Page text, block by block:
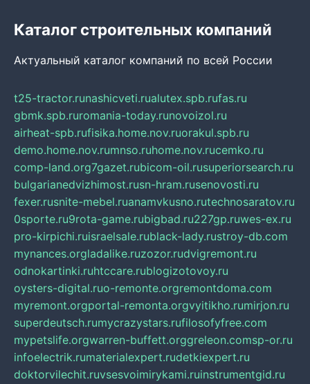
Каталог строительных компаний
Актуальный каталог компаний по всей России
t25-tractor.runashicveti.rualutex.spb.rufas.ru
gbmk.spb.ruromania-today.runovoizol.ru
airheat-spb.rufisika.home.nov.ruorakul.spb.ru
demo.home.nov.rumnso.ruhome.nov.rucemko.ru
comp-land.org7gazet.rubicom-oil.rusuperiorsearch.ru
bulgarianedvizhimost.rusn-hram.rusenovosti.ru
fexer.rusnite-mebel.ruanamvkusno.rutechnosaratov.ru
0sporte.ru9rota-game.rubigbad.ru227gp.ruwes-ex.ru
pro-kirpichi.ruisraelsale.rublack-lady.rustroy-db.com
mynances.orgladalike.ruzozor.rudvigremont.ru
odnokartinki.ruhtccare.rublogizotovoy.ru
oysters-digital.ruo-remonte.orgremontdoma.com
myremont.orgportal-remonta.orgvyitikho.rumirjon.ru
superdeutsch.rumycrazystars.rufilosofyfree.com
mypetslife.orgwarren-buffett.orggreleon.comsp-or.ru
infoelectrik.rumaterialexpert.rudetkiexpert.ru
doktorvilechit.ruvsesvoimirykami.ruinstrumentgid.ru